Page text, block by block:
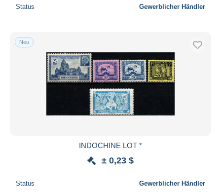
Status Gewerblicher Händler
Neu
INDOCHINE LOT *
± 0,23 $
Status Gewerblicher Händler